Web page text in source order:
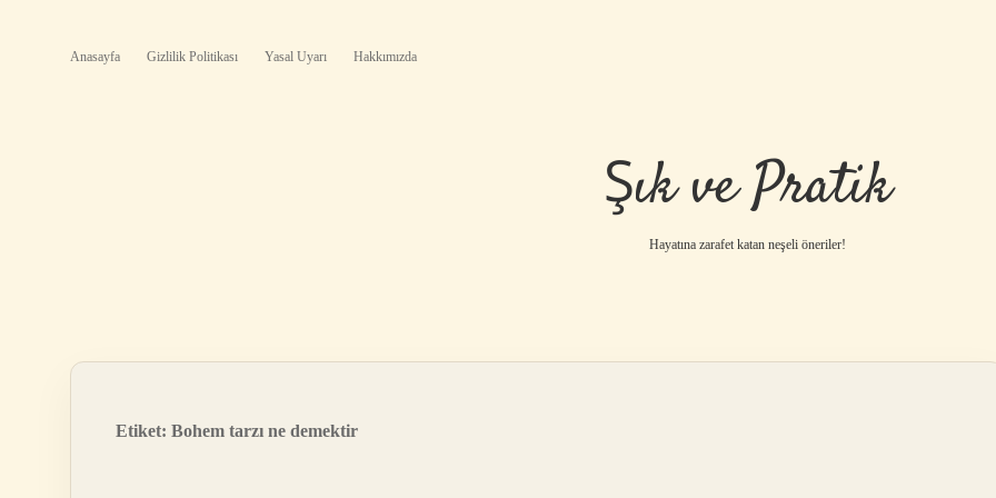
Anasayfa Gizlilik Politikası Yasal Uyarı Hakkımızda
Şık ve Pratik
Hayatına zarafet katan neşeli öneriler!
Etiket: Bohem tarzı ne demektir